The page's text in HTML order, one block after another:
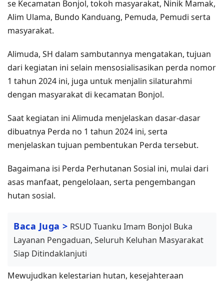
se Kecamatan Bonjol, tokoh masyarakat, Ninik Mamak,
Alim Ulama, Bundo Kanduang, Pemuda, Pemudi serta
masyarakat.
Alimuda, SH dalam sambutannya mengatakan, tujuan
dari kegiatan ini selain mensosialisasikan perda nomor
1 tahun 2024 ini, juga untuk menjalin silaturahmi
dengan masyarakat di kecamatan Bonjol.
Saat kegiatan ini Alimuda menjelaskan dasar-dasar
dibuatnya Perda no 1 tahun 2024 ini, serta
menjelaskan tujuan pembentukan Perda tersebut.
Bagaimana isi Perda Perhutanan Sosial ini, mulai dari
asas manfaat, pengelolaan, serta pengembangan
hutan sosial.
Baca Juga > RSUD Tuanku Imam Bonjol Buka
Layanan Pengaduan, Seluruh Keluhan Masyarakat
Siap Ditindaklanjuti
Mewujudkan kelestarian hutan, kesejahteraan